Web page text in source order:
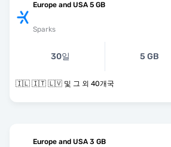
Europe and USA 5 GB
Sparks
30일 5 GB
🇮🇱 🇮🇹 🇱🇻 및 그 외 40개국
Europe and USA 3 GB